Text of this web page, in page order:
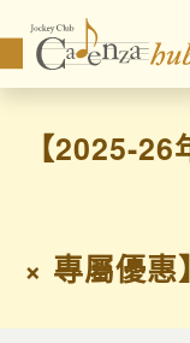
【2025-
× 專屬優惠】